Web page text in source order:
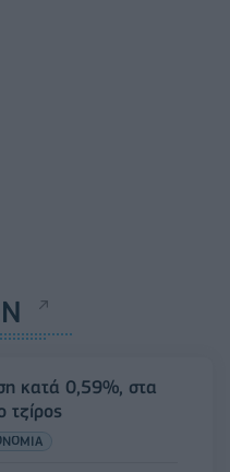
κατά 0,59%, στα